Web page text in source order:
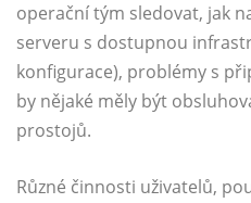
operační tým sledovat, jak
serveru s dostupnou
konfigurace), problémy s
by nějaké měly být
prostojů.
Různé činnosti uživatelů,